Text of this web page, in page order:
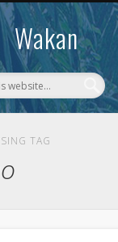
Wakan
WAKAN
CONTACTO
TAG